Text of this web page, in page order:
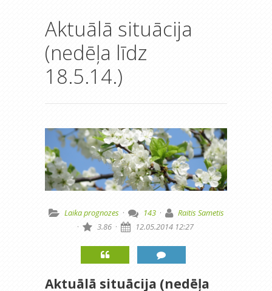
Aktuālā situācija
(nedēļa līdz
18.5.14.)
Laika prognozes · 143 ·
Raitis Sametis
·
3.86 · 12.05.2014 12:27
Aktuālā situācija (nedēļa